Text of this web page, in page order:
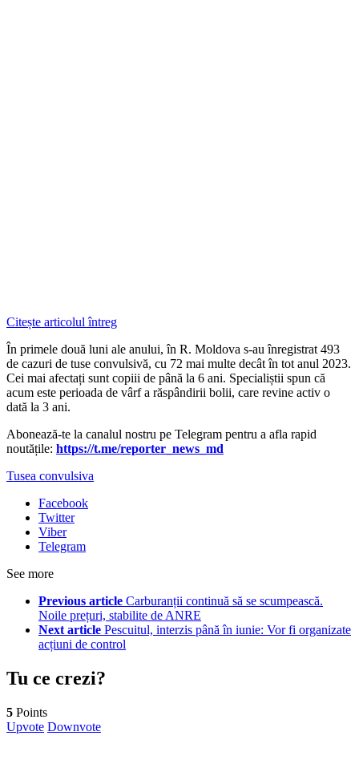
Citește articolul întreg
În primele două luni ale anului, în R. Moldova s-au înregistrat 493
de cazuri de tuse convulsivă, cu 72 mai multe decât în tot anul 2023.
Cei mai afectați sunt copiii de până la 6 ani. Specialiștii spun că
acum este perioada de vârf a răspândirii bolii, care revine activ o
dată la 3 ani.
Abonează-te la canalul nostru pe Telegram pentru a afla rapid
noutățile: https://t.me/reporter_news_md
Tusea convulsiva
Facebook
Twitter
Viber
Telegram
See more
Previous article Carburanții continuă să se scumpească.
Noile prețuri, stabilite de ANRE
Next article Pescuitul, interzis până în iunie: Vor fi organizate
acțiuni de control
Tu ce crezi?
5 Points
Upvote Downvote